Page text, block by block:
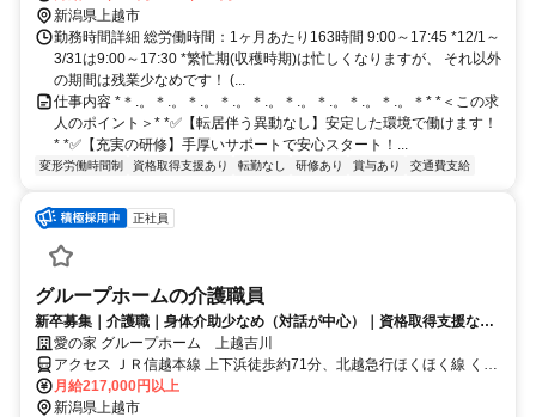
新潟県上越市
勤務時間詳細 総労働時間：1ヶ月あたり163時間 9:00～17:45 *12/1～
3/31は9:00～17:30 *繁忙期(収穫時期)は忙しくなりますが、 それ以外
の期間は残業少なめです！ (...
仕事内容 *＊.。＊.。＊.。＊.。＊.。＊.。＊.。＊.。＊.。＊* *＜この求
人のポイント＞* *✅【転居伴う異動なし】安定した環境で働けます！
* *✅【充実の研修】手厚いサポートで安心スタート！...
変形労働時間制 資格取得支援あり 転勤なし 研修あり 賞与あり 交通費支給
正社員
グループホームの介護職員
新卒募集｜介護職｜身体介助少なめ（対話が中心）｜資格取得支援など
福利厚生充実◎
愛の家 グループホーム 上越吉川
アクセス ＪＲ信越本線 上下浜徒歩約71分、北越急行ほくほく線 くび
き徒歩約72分、ＪＲ信越本線 柿崎徒歩約86分 吉川区総合事務所より
徒歩5分
月給217,000円以上
新潟県上越市